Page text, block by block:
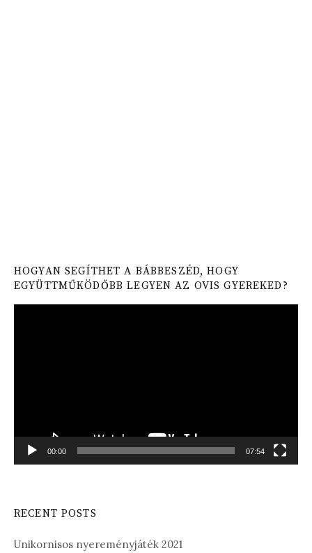
HOGYAN SEGÍTHET A BÁBBESZÉD, HOGY
EGYÜTTMŰKÖDŐBB LEGYEN AZ OVIS GYEREKED?
00:00 07:54
RECENT POSTS
Unikornisos nyereményjáték 2021